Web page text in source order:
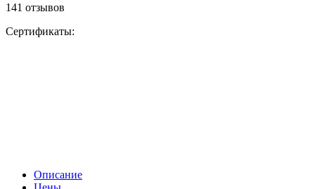
141 отзывов
Сертификаты:
Описание